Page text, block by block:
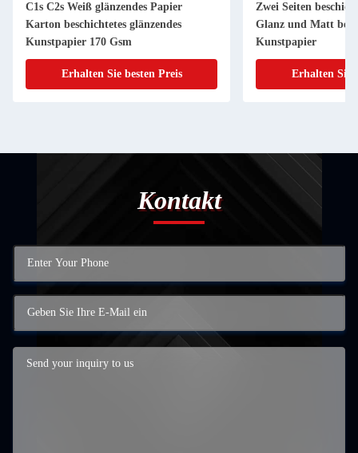
C1s C2s Weiß glänzendes Papier
Karton beschichtetes glänzendes
Kunstpapier 170 Gsm
Erhalten Sie besten Preis
Zwei Seiten
Glanz und Matt
Kunstpapier
Erhalten Sie
Kontakt